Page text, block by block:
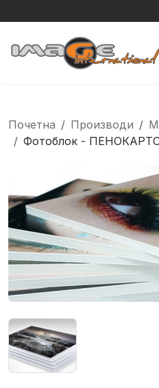
Почетна Производи
Фотоблок -